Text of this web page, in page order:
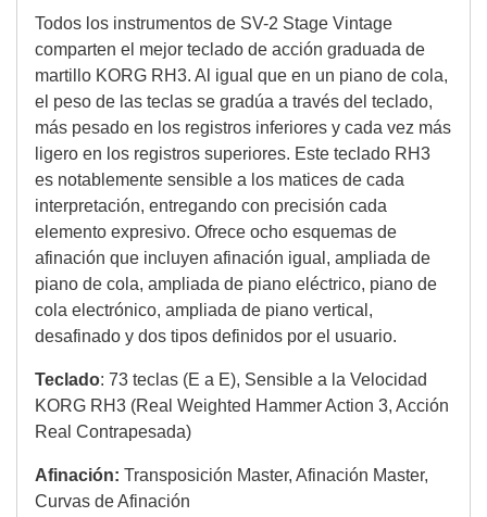
Todos los instrumentos de SV-2 Stage Vintage
comparten el mejor teclado de acción graduada de
martillo KORG RH3. Al igual que en un piano de cola,
el peso de las teclas se gradúa a través del teclado,
más pesado en los registros inferiores y cada vez más
ligero en los registros superiores. Este teclado RH3
es notablemente sensible a los matices de cada
interpretación, entregando con precisión cada
elemento expresivo. Ofrece ocho esquemas de
afinación que incluyen afinación igual, ampliada de
piano de cola, ampliada de piano eléctrico, piano de
cola electrónico, ampliada de piano vertical,
desafinado y dos tipos definidos por el usuario.
Teclado: 73 teclas (E a E), Sensible a la Velocidad
KORG RH3 (Real Weighted Hammer Action 3, Acción
Real Contrapesada)
Afinación: Transposición Master, Afinación Master,
Curvas de Afinación